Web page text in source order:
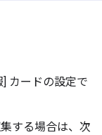
カードの設定で
する場合は、次